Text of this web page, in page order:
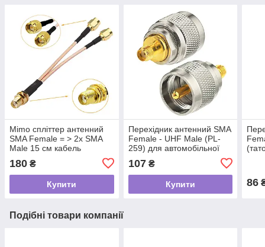
Mimo спліттер антенний
SMA Female = > 2x SMA
Male 15 см кабель
роутера, пігтейл адаптер
180 ₴
Купити
Перехідник антенний SMA
Female - UHF Male (PL-
259) для автомобільної
рації, адаптер для антени
радіостанції
107₴
Купити 86
Подібні товари компанії